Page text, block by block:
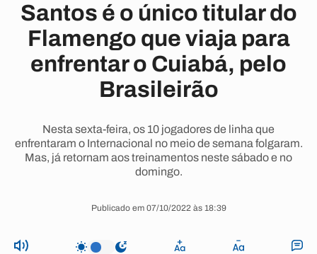
Santos é o único titular do
Flamengo que viaja para
enfrentar o Cuiabá, pelo
Brasileirão
Nesta sexta-feira, os 10 jogadores de linha que
enfrentaram o Internacional no meio de semana folgaram.
Mas, já retornam aos treinamentos neste sábado e no
domingo.
Publicado em 07/10/2022 às 18:39